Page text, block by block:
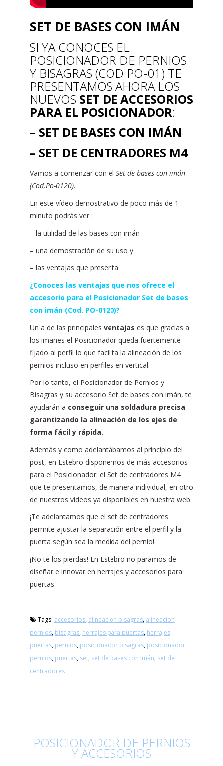
SET DE BASES CON IMÁN
SI YA CONOCES EL
POSICIONADOR DE PERNIOS
Y BISAGRAS (COD PO-01) TE
PRESENTAMOS AHORA LOS
NUEVOS SET DE ACCESORIOS
PARA EL POSICIONADOR:
– SET DE BASES CON IMÁN
– SET DE CENTRADORES M4
Vamos a comenzar con el Set de bases con imán
(Cod.Po-0120).
En este vídeo demostrativo de poco más de 1
minuto podrás ver :
– la utilidad de las bases con imán
– una demostración de su uso y
– las ventajas que presenta
¿Conoces las ventajas que nos ofrece el
accesorio para el Posicionador Set de bases
con imán (Cod. PO-0120)?
Un a de las principales ventajas es que gracias a
los imanes el Posicionador queda fuertemente
fijado al perfil lo que facilita la alineación de los
pernios incluso en perfiles en vertical.
Por lo tanto, el Posicionador de Pernios y
Bisagras y su accesorio Set de bases con imán, te
ayudarán a conseguir una soldadura precisa
garantizando la alineación de los ejes de
forma fácil y rápida.
Además y como adelantábamos al principio del
post, en Estebro disponemos de más accesorios
para el Posicionador: el Set de centradores M4
que te presentamos, de manera individual, en otro
de nuestros vídeos ya disponibles en nuestra web.
¡Te adelantamos que el set de centradores
permite ajustar la separación entre el perfil y la
puerta según sea la medida del pernio!
¡No te los pierdas! En Estebro no paramos de
diseñar e innovar en herrajes y accesorios para
puertas.
Tags: accesorios, alineacion bisagras, alineacion
pernios, bisagras, herrajes para puertas, herrajes
puertas, pernios, posicionador bisagras, posicionador
pernios, puertas, set, set de bases con imán, set de
centradores
POSICIONADOR DE PERNIOS
Y ACCESORIOS